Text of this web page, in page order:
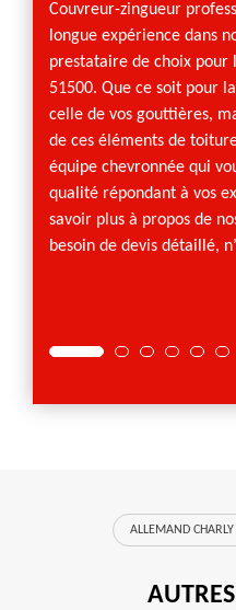
Couvreur-zingueur
longue expérience dans
prestataire de choix pour
51500. Que ce soit pour
celle de vos gouttières,
de ces éléments de
équipe chevronnée qui
qualité répondant à vos
savoir plus à propos de
besoin de devis détaillé,
ALLEMAND